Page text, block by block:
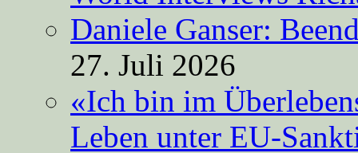
Daniele Ganser:
27. Juli 2026
«Ich bin im
Leben unter EU-